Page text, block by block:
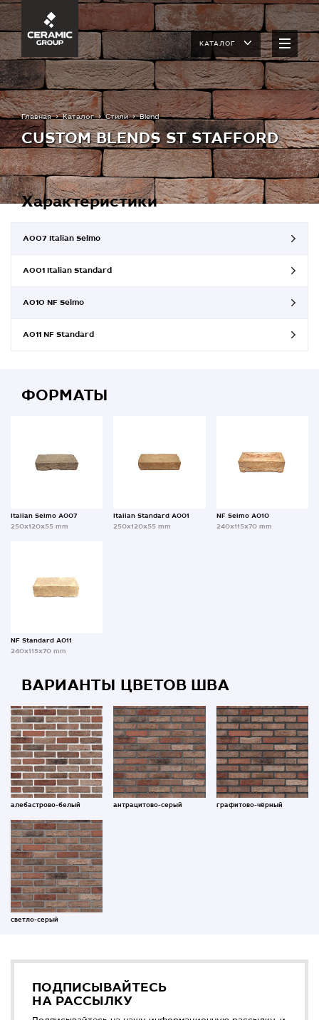
КАТАЛОГ
Главная Каталог Стили Blend
CUSTOM BLENDS ST STAFFORD
Характеристики
A007 Italian Selmo
A001 Italian Standard
A010 NF Selmo
A011 NF Standard
ФОРМАТЫ
Italian Selmo A007
250x120x55 mm
Italian Standard A001
250x120x55 mm
NF Selmo A010
240x115x70 mm
NF Standard A011
240x115x70 mm
ВАРИАНТЫ ЦВЕТОВ ШВА
алебастрово-белый антрацитово-серый графитово-чёрный
светло-серый
ПОДПИСЫВАЙТЕСЬ
НА РАССЫЛКУ